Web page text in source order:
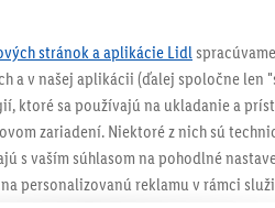
niečo nové
NAŠE AKCIE!
NEWSLETTER
stránok a aplikácie Lidl
a v našej aplikácii (ďalej spoločne len
ktoré sa používajú na ukladanie a
zariadení. Niektoré z nich sú
s vaším súhlasom na pohodlné
personalizovanú reklamu v rámci